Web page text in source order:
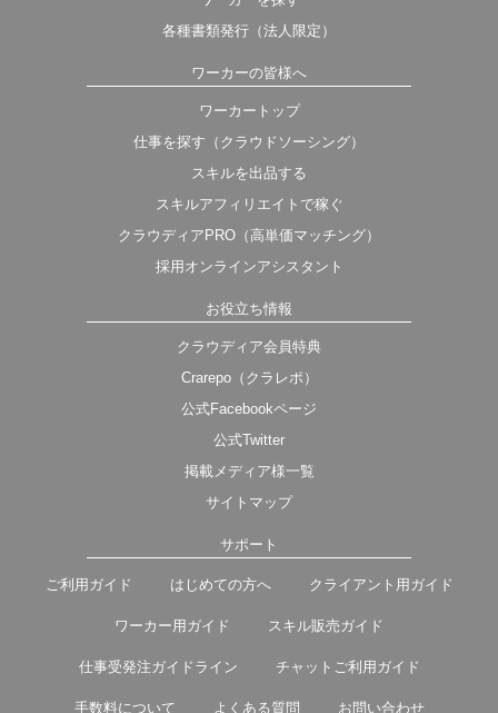
各種書類発行（法人限定）
ワーカーの皆様へ
ワーカートップ
仕事を探す（クラウドソーシング）
スキルを出品する
スキルアフィリエイトで稼ぐ
クラウディアPRO（高単価マッチング）
採用オンラインアシスタント
お役立ち情報
クラウディア会員特典
Crarepo（クラレポ）
公式Facebookページ
公式Twitter
掲載メディア様一覧
サイトマップ
サポート
ご利用ガイド はじめての方へ クライアント用ガイド
ワーカー用ガイド スキル販売ガイド
仕事受発注ガイドライン チャットご利用ガイド
手数料について よくある質問 お問い合わせ